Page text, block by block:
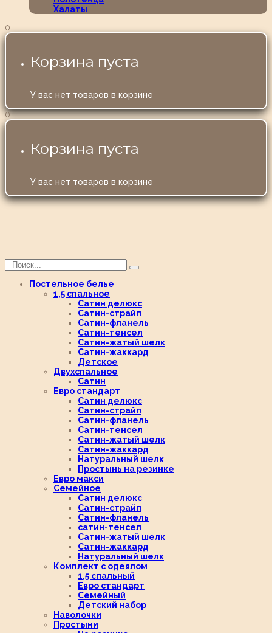
Халаты
0
Корзина пуста
У вас нет товаров в корзине
0
Корзина пуста
У вас нет товаров в корзине
Постельное белье
1,5 спальное
Сатин делюкс
Сатин-страйп
Сатин-фланель
Сатин-тенсел
Сатин-жатый шелк
Сатин-жаккард
Детское
Двухспальное
Сатин
Евро стандарт
Сатин делюкс
Сатин-страйп
Сатин-фланель
Сатин-тенсел
Сатин-жатый шелк
Сатин-жаккард
Натуральный шелк
Простынь на резинке
Евро макси
Семейное
Сатин делюкс
Сатин-страйп
Сатин-фланель
сатин-тенсел
Сатин-жатый шелк
Сатин-жаккард
Натуральный шелк
Комплект с одеялом
1,5 спальный
Евро стандарт
Семейный
Детский набор
Наволочки
Простыни